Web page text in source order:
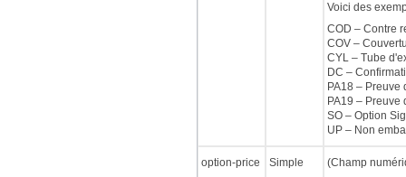
Voici des
COD – Contre
COV –
CYL – Tube
DC –
PA18 – Preuve
PA19 – Preuve
SO – Option
UP – Non
option-price Simple
(Champ